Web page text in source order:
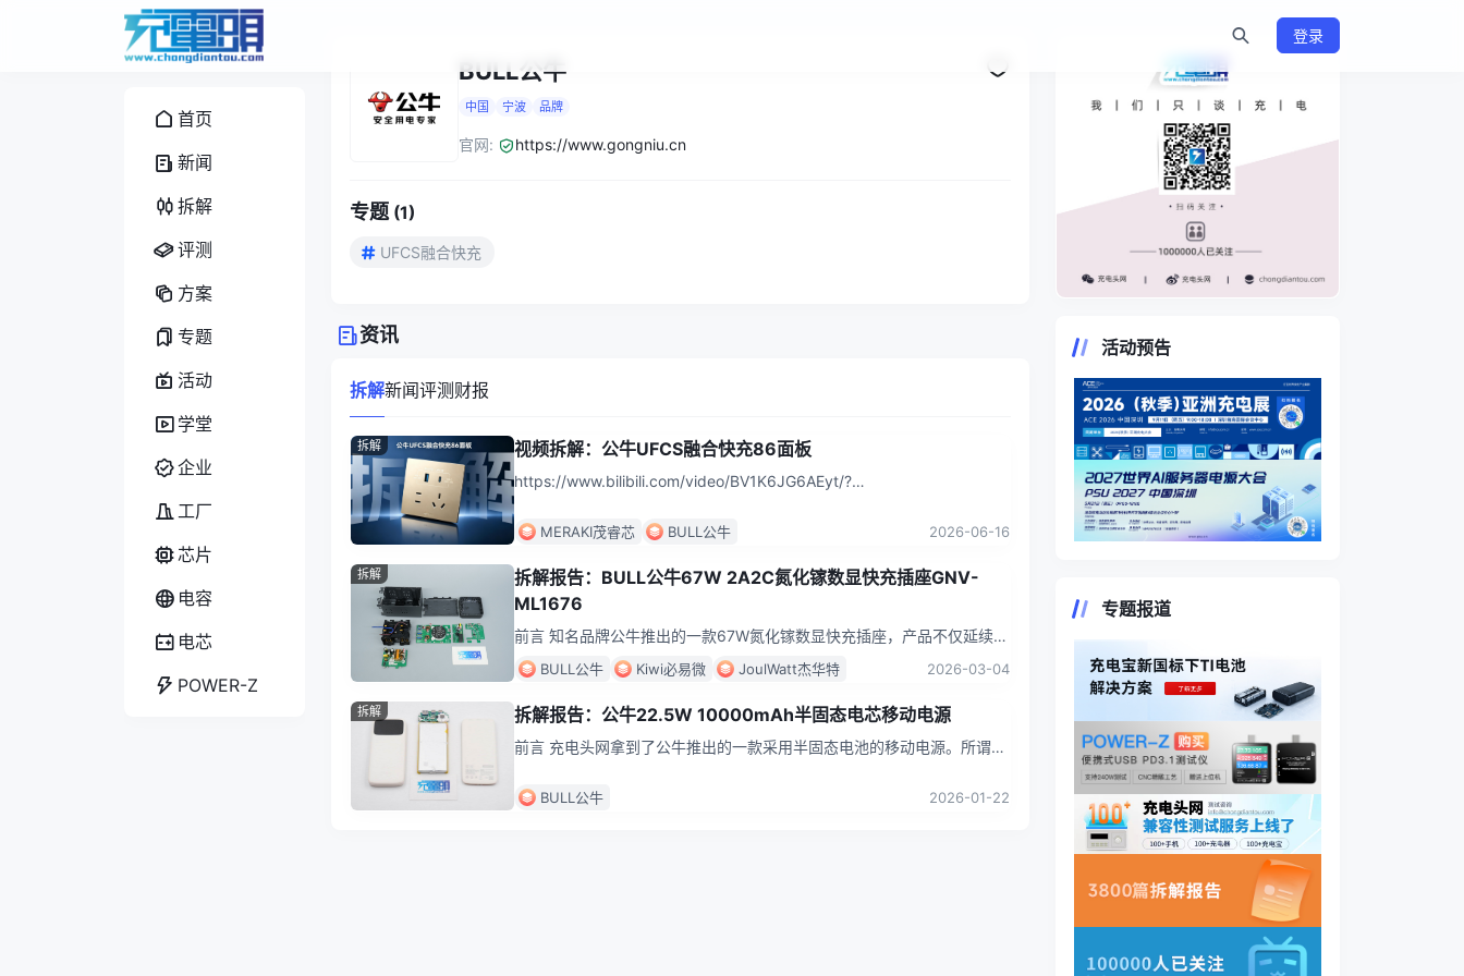
登录
首页
新闻
拆解
评测
方案
专题
活动
学堂
企业
工厂
芯片
电容
电芯
POWER-Z
BULL公牛
中国 宁波 品牌
官网: https://www.gongniu.cn
专题 (1)
UFCS融合快充
资讯
拆解新闻评测 财报
拆解 视频拆解：公牛UFCS融合快充86面板
https://www.bilibili.com/video/BV1K6JG6AEyt/?
MERAKI茂睿芯 BULL公牛 2026-06-16
拆解
拆解报告：BULL公牛67W 2A2C氮化镓数显快充插座GNV-
ML1676
前言 知名品牌公牛推出的一款67W氮化镓数显快充插座，产品不仅延续了
公牛在插座领域一贯的高品质与安全性，更创新性地将智能数显屏与多功
能...
BULL公牛 Kiwi必易微 JoulWatt杰华特 2026-03-04
拆解 拆解报告：公牛22.5W 10000mAh半固态电芯移动电源
前言 充电头网拿到了公牛推出的一款采用半固态电池的移动电源。所谓半
留少...
BULL公牛 2026-01-22
活动预告
专题报道